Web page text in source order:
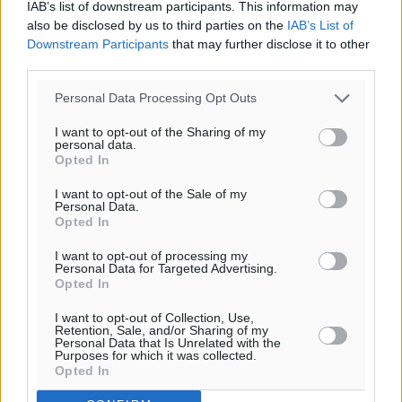
IAB’s list of downstream participants. This information may
also be disclosed by us to third parties on the IAB’s List of
Downstream Participants that may further disclose it to other
Personal Data Processing Opt Outs
I want to opt-out of the Sharing of my
personal data.
Opted In
I want to opt-out of the Sale of my
Personal Data.
Opted In
I want to opt-out of processing my
Personal Data for Targeted Advertising.
Opted In
I want to opt-out of Collection, Use,
Retention, Sale, and/or Sharing of my
Personal Data that Is Unrelated with the
Purposes for which it was collected.
Opted In
Υπενθύμιση:
Για την μερική αναπαραγωγή της είδησης από άλλες
ιστοσελίδες είναι απαραίτητη η χρήση του παρακάτω
παρεχόμενου συνδέσμου παραπομπής προς το άρθρο
της Δημοκρατικής.
o καιρός τώρα:
°